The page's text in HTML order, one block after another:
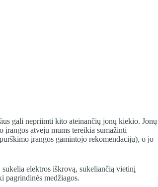
gali nepriimti kito ateinančių jonų kiekio. Jonų
įrangos atveju mums tereikia sumažinti
įrangos gamintojo rekomendacijų), o jo
elektros iškrovą, sukeliančią vietinį
pagrindinės medžiagos.